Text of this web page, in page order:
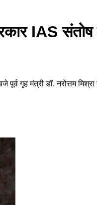
IAS संतोष
गृह मंत्री डॉ. नरोत्तम